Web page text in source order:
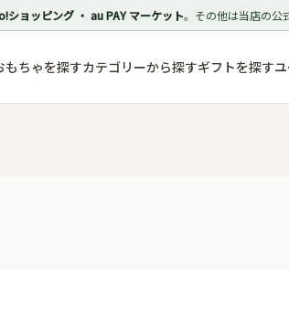
ョッピング ・ au PAY マーケット。その他は当店の公
もちゃを探すカテゴリーから探すギフトを探す